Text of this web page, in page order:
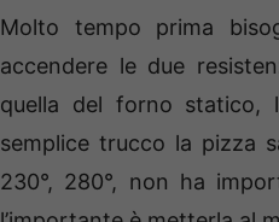
Molto tempo prima
accendere le due
quella del forno statico,
semplice trucco la pizza
230°, 280°, non ha